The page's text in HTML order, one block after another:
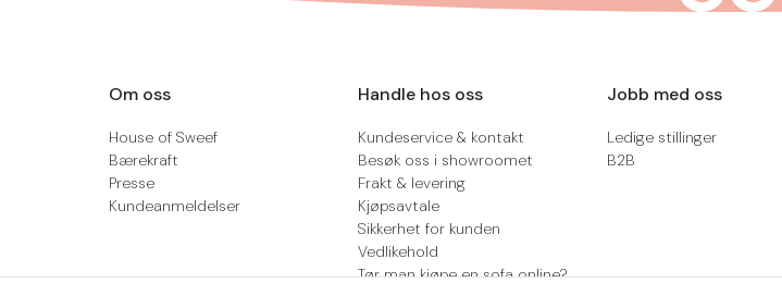
Om oss
House of Sweef
Bærekraft
Presse
Kundeanmeldelser
Handle hos oss
Kundeservice & kontakt
Besøk oss i showroomet
Frakt & levering
Kjøpsavtale
Sikkerhet for kunden
Vedlikehold
Tør man kjøpe en sofa online?
Jobb med oss
Ledige stillinger
B2B